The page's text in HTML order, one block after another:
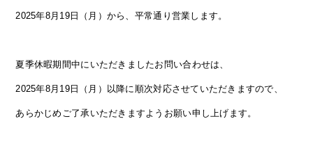
2025年8月19日（月）から、平常通り営業します。
夏季休暇期間中にいただきましたお問い合わせは、
2025年8月19日（月）以降に順次対応させていただきますので、
あらかじめご了承いただきますようお願い申し上げます。